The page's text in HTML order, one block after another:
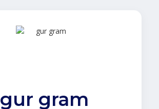
gur gram